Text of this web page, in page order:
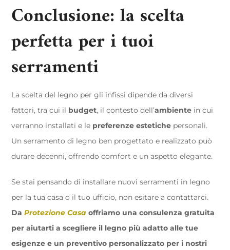
Conclusione: la scelta
perfetta per i tuoi
serramenti
La scelta del legno per gli infissi dipende da diversi
fattori, tra cui il budget, il contesto dell’ambiente in cui
verranno installati e le preferenze estetiche personali.
Un serramento di legno ben progettato e realizzato può
durare decenni, offrendo comfort e un aspetto elegante.
Se stai pensando di installare nuovi serramenti in legno
per la tua casa o il tuo ufficio, non esitare a contattarci.
Da Protezione Casa offriamo una consulenza gratuita
per aiutarti a scegliere il legno più adatto alle tue
esigenze e un preventivo personalizzato per i nostri